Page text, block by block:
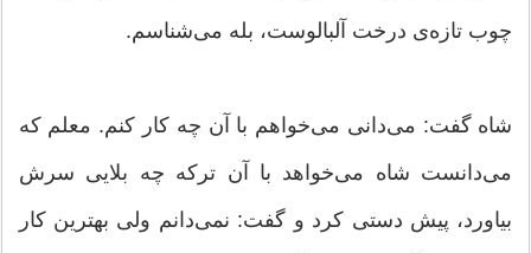
چوب تازه‌ی درخت آلبالوست، بله می‌شناسم.
شاه گفت: می‌دانی می‌خواهم با آن چه كار كنم. معلم كه
می‌دانست شاه می‌خواهد با آن تركه چه بلایی سرش
بیاورد، پیش دستی كرد و گفت: نمی‌دانم ولی بهترین كار